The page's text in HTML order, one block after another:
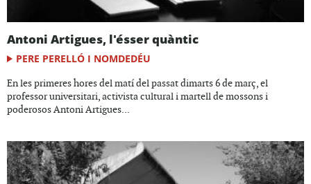
Antoni Artigues, l'ésser quàntic
PERE PERELLÓ I NOMDEDÉU
En les primeres hores del matí del passat dimarts 6 de març, el
professor universitari, activista cultural i martell de mossons i
poderosos Antoni Artigues...